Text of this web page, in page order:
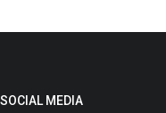
SOCIAL MEDIA